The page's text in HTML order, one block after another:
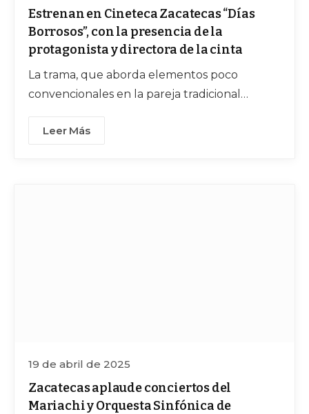
Estrenan en Cineteca Zacatecas “Días
Borrosos”, con la presencia de la
protagonista y directora de la cinta
La trama, que aborda elementos poco
convencionales en la pareja tradicional
presencia de la protagonista
Leer Más
19 de abril de 2025
Zacatecas aplaude conciertos del
Mariachi y Orquesta Sinfónica de